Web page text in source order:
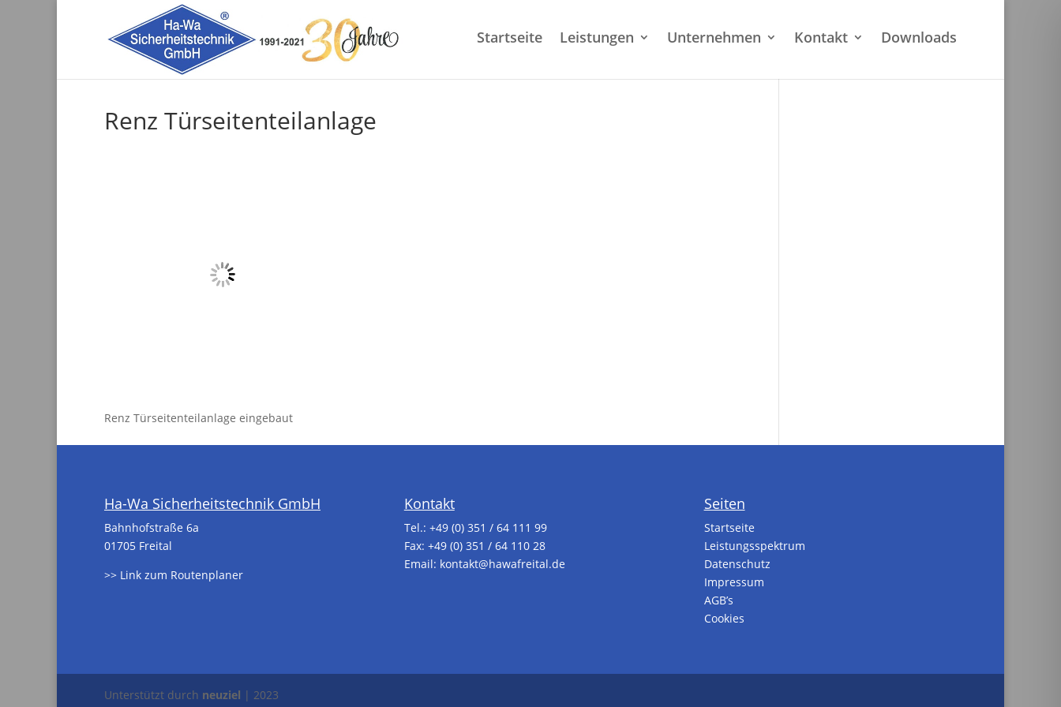
Startseite Leistungen Unternehmen Kontakt Downloads
Renz Türseitenteilanlage
Renz Türseitenteilanlage eingebaut
Ha-Wa Sicherheitstechnik GmbH
Bahnhofstraße 6a
01705 Freital
>> Link zum Routenplaner
Kontakt
Tel.: +49 (0) 351 / 64 111 99
Fax: +49 (0) 351 / 64 110 28
Email: kontakt@hawafreital.de
Seiten
Startseite
Leistungsspektrum
Datenschutz
Impressum
AGB’s
Cookies
Unterstützt durch neuziel | 2023